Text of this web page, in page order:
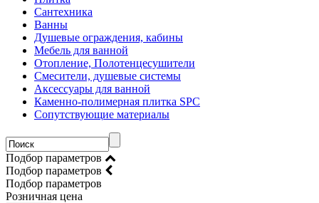
Сантехника
Ванны
Душевые ограждения, кабины
Мебель для ванной
Отопление, Полотенцесушители
Смесители, душевые системы
Аксессуары для ванной
Каменно-полимерная плитка SPC
Сопутствующие материалы
Подбор параметров
Подбор параметров
Подбор параметров
Розничная цена